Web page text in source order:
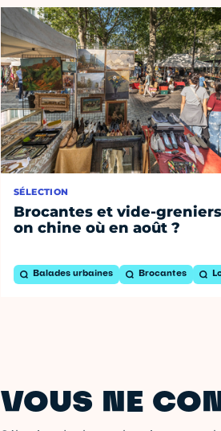
SÉLECTION
Brocantes et vide-
on chine où en août ?
Balades urbaines Brocantes
VOUS NE